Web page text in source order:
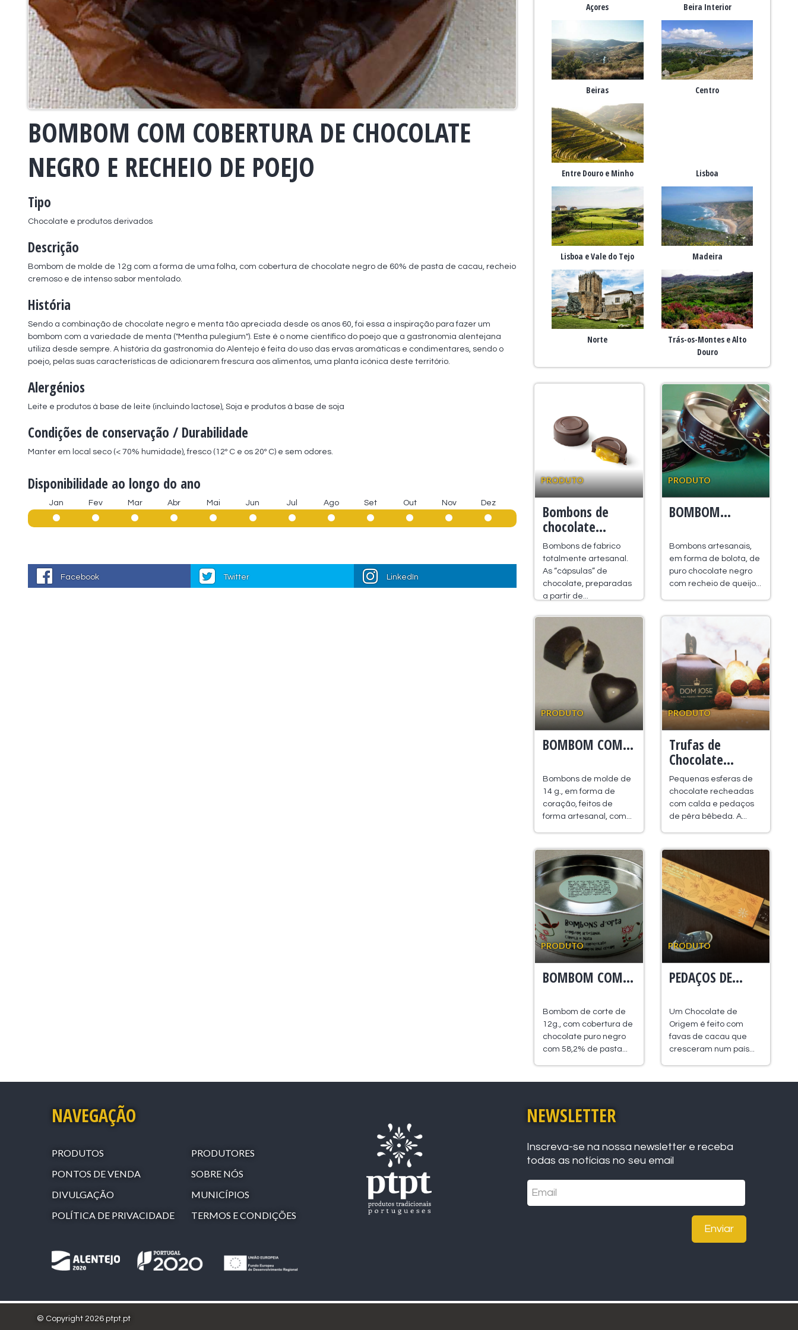
BOMBOM COM COBERTURA DE CHOCOLATE
NEGRO E RECHEIO DE POEJO
Tipo
Chocolate e produtos derivados
Descrição
Bombom de molde de 12g com a forma de uma folha, com cobertura de chocolate negro de 60% de pasta de cacau, recheio
cremoso e de intenso sabor mentolado.
História
Sendo a combinação de chocolate negro e menta tão apreciada desde os anos 60, foi essa a inspiração para fazer um
bombom com a variedade de menta ("Mentha pulegium"). Este é o nome científico do poejo que a gastronomia alentejana
utiliza desde sempre. A história da gastronomia do Alentejo é feita do uso das ervas aromáticas e condimentares, sendo o
poejo, pelas suas características de adicionarem frescura aos alimentos, uma planta icónica deste território.
Alergénios
Leite e produtos à base de leite (incluindo lactose), Soja e produtos à base de soja
Condições de conservação / Durabilidade
Manter em local seco (< 70% humidade), fresco (12º C e os 20º C) e sem odores.
Disponibilidade ao longo do ano
Jan Fev Mar Abr Mai Jun Jul Ago Set Out Nov Dez
Facebook Twitter LinkedIn
Açores Beira Interior
Beiras Centro
Entre Douro e Minho Lisboa
Lisboa e Vale do Tejo Madeira
Norte
Trás-os-Montes e Alto
Douro
PRODUTO
Bombons de
chocolate...
Bombons de fabrico
totalmente artesanal.
As “cápsulas” de
chocolate, preparadas
a partir de...
PRODUTO
BOMBOM...
Bombons artesanais,
em forma de bolota, de
puro chocolate negro
com recheio de queijo...
PRODUTO
BOMBOM COM...
Bombons de molde de
14 g., em forma de
coração, feitos de
forma artesanal, com...
PRODUTO
Trufas de
Chocolate...
Pequenas esferas de
chocolate recheadas
com calda e pedaços
de pêra bêbeda. A...
PRODUTO
BOMBOM COM...
Bombom de corte de
12g., com cobertura de
chocolate puro negro
com 58,2% de pasta...
PRODUTO
PEDAÇOS DE...
Um Chocolate de
Origem é feito com
favas de cacau que
cresceram num país...
NAVEGAÇÃO
PRODUTOS
PRODUTORES
PONTOS DE VENDA
SOBRE NÓS
DIVULGAÇÃO
MUNICÍPIOS
POLÍTICA DE PRIVACIDADE
TERMOS E CONDIÇÕES
NEWSLETTER
Inscreva-se na nossa newsletter e receba
todas as notícias no seu email
Enviar
© Copyright 2026 ptpt.pt